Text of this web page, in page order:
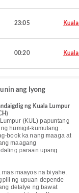
23:05
00:20
ang Iyong
ng Kuala Lumpur
(KUL) papuntang
humigit-kumulang .
book ka nang maaga at
maagang
paraan upang
maayos na biyahe.
ng upuan depende
detalye ng bawat